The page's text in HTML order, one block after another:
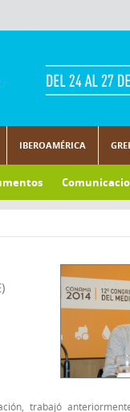
IBEROAMÉRICA
trabajó